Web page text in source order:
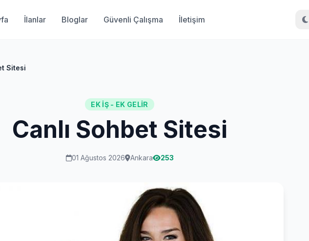
İlanlar Bloglar Güvenli Çalışma İletişim
Sitesi
EK İŞ - EK GELIR
Canlı Sohbet Sitesi
01 Ağustos 2026 Ankara 253